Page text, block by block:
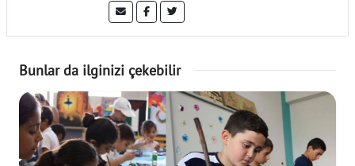
Bunlar da ilginizi çekebilir